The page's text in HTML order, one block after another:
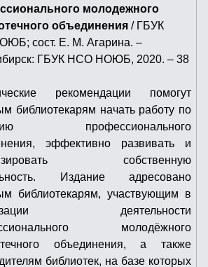
молодежного
объединения/ ГБУК
сост. Е. М. Агарина. –
ГБУК НСО НОЮБ, 2020. – 38
рекомендации помогут
библиотекарям начать работу по
профессионального
эффективно развивать и
собственную
Издание адресовано
библиотекарям, участвующим в
деятельности
молодёжного
объединения, а также
библиотек, на базе которых